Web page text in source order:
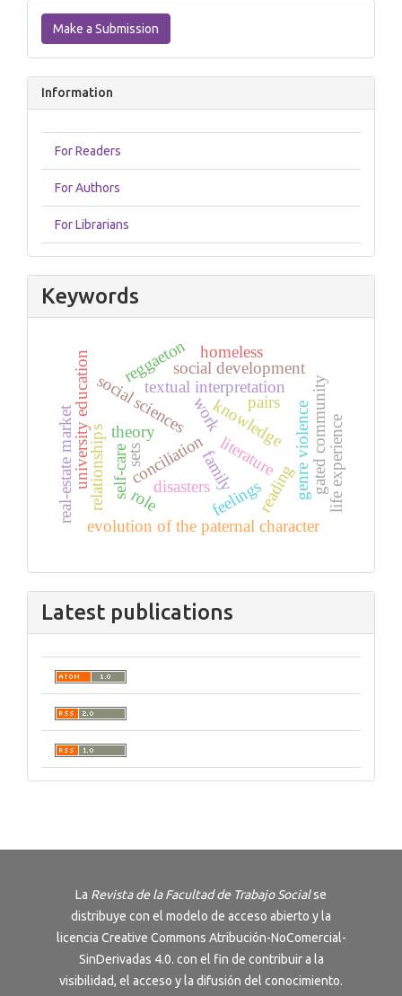
a
Submission
Make a Submission
Information
For Readers
For Authors
For Librarians
Keywords
literature
social sciences
reading
textual interpretation
university education knowledge
conciliation
self-care family
work
role
evolution of the paternal character
reggaeton
genre violence
disasters
social development
theory
sets
relationships
pairs
real-estate market gated communitylife experience
feelings
homeless
Latest publications
La Revista de la Facultad de Trabajo Socialse
distribuye con el modelo de acceso abierto y la
licencia Creative Commons Atribución-NoComercial-
SinDerivadas 4.0. con el fin de contribuir a la
visibilidad, el acceso y la difusión del conocimiento.